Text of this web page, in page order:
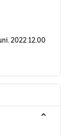
2022 12.00